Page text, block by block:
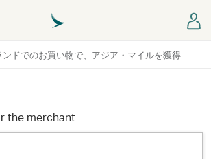
ドでのお買い物で、アジア・マイルを獲得